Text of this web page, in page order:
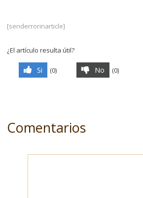
[senderrorinarticle]
¿El artículo resulta útil?
Si (0) No (0)
Comentarios